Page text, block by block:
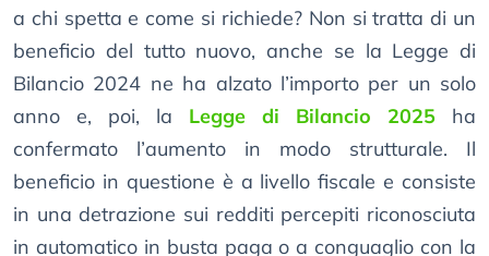
a chi spetta e come si richiede? Non si tratta di un
beneficio del tutto nuovo, anche se la Legge di
Bilancio 2024 ne ha alzato l’importo per un solo
anno e, poi, la Legge di Bilancio 2025 ha
confermato l’aumento in modo strutturale. Il
beneficio in questione è a livello fiscale e consiste
in una detrazione sui redditi percepiti riconosciuta
in automatico in busta paga o a conguaglio con la